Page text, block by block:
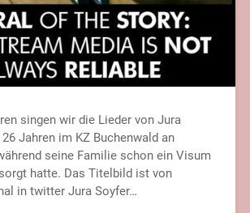
singen wir die Lieder von Jura
Jahren im KZ Buchenwald an
seine Familie schon ein Visum
hatte. Das Titelbild ist von
in twitter Jura Soyfer…